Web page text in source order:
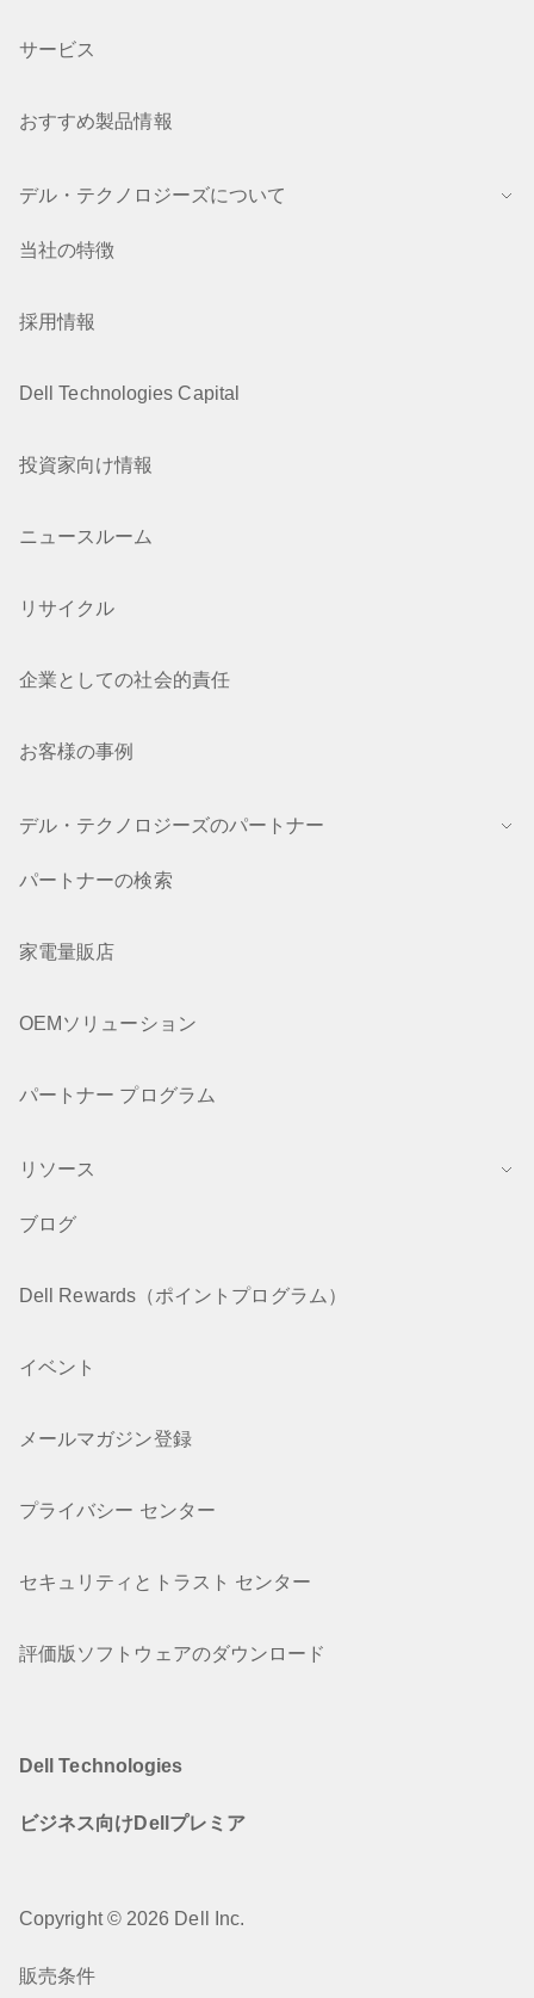
サービス
おすすめ製品情報
デル・テクノロジーズについて
当社の特徴
採用情報
Dell Technologies Capital
投資家向け情報
ニュースルーム
リサイクル
企業としての社会的責任
お客様の事例
デル・テクノロジーズのパートナー
パートナーの検索
家電量販店
OEMソリューション
パートナー プログラム
リソース
ブログ
Dell Rewards（ポイントプログラム）
イベント
メールマガジン登録
プライバシー センター
セキュリティとトラスト センター
評価版ソフトウェアのダウンロード
Dell Technologies
ビジネス向けDellプレミア
Copyright © 2026 Dell Inc.
販売条件